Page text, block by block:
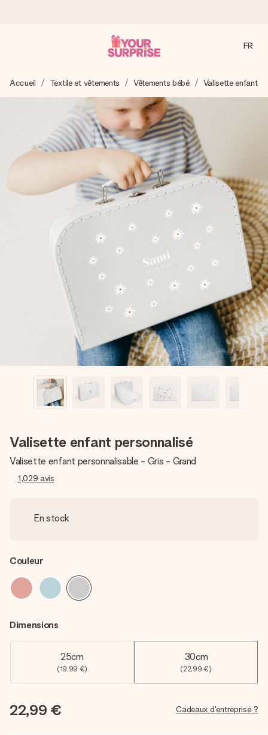
Nous préparons votre cadeau avec attention et l’envoyons
en un éclair – pour que vous puissiez l’offrir au bon moment,
quand cela compte le plus.
4,8 (sur la base de +15 000 avis)
Nos cadeaux sont appréciés. Les clients nous attribuent
une note de 4,8 sur Google Reviews (total de tous les
pays où nous sommes présents).
Carte de vœux gratuite
Créez quelque chose d’unique en quelques étapes – avec
son prénom, votre photo ou un message qui touche le cœur.
Sans complications, juste tout l’amour pour le moment idéal.
FR
Accueil Textile et vêtements Vêtements bébé Valisette enfant
Valisette enfant personnalisé
Valisette enfant personnalisable - Gris - Grand
1,029 avis
En stock
Couleur
Dimensions
25cm
(19,99 €)
30cm
(22,99 €)
22,99 € Cadeaux d'entreprise ?